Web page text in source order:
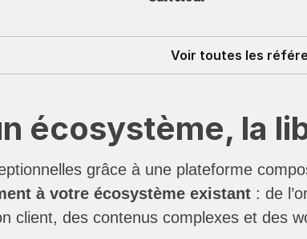
Voir toutes les
écosystème, la
grâce à une plateforme
à votre écosystème existant : de
client, des contenus complexes et des